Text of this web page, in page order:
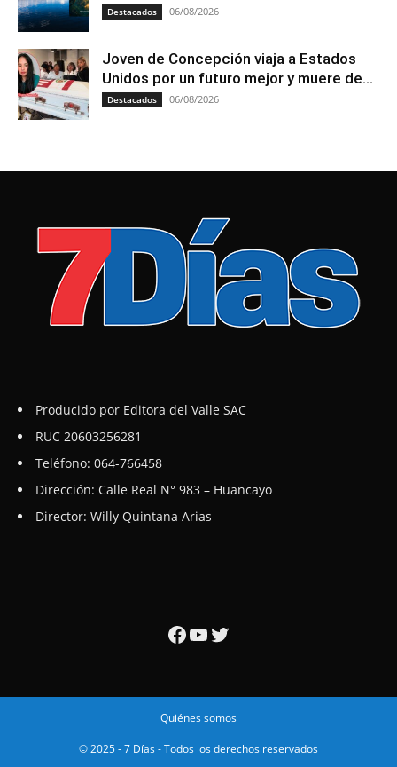
Destacados 06/08/2026
Joven de Concepción viaja a Estados
Unidos por un futuro mejor y muere de...
Destacados 06/08/2026
Producido por Editora del Valle SAC
RUC 20603256281
Teléfono: 064-766458
Dirección: Calle Real N° 983 – Huancayo
Director: Willy Quintana Arias
Facebook
YouTube
Twitter
Quiénes somos
© 2025 - 7 Días - Todos los derechos reservados